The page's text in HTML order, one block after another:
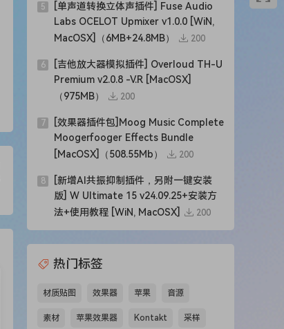
5
[单声道转换立体声插件] Fuse Audio
Labs OCELOT Upmixer v1.0.0 [WiN,
MacOSX]（6MB+24.8MB）
200
6
[吉他放大器模拟插件] Overloud TH-U
Premium v2.0.8 -V.R [MacOSX]
（975MB）
200
7
[效果器插件包]Moog Music Complete
Moogerfooger Effects Bundle
[MacOSX]（508.55Mb）
200
8
[新增AI共振抑制插件，另附一键安装
版] W Ultimate 15 v24.09.25+安装方
法+使用教程 [WiN, MacOSX]
200
热门标签
材质贴图 效果器 苹果 音源
素材 苹果效果器 Kontakt 采样